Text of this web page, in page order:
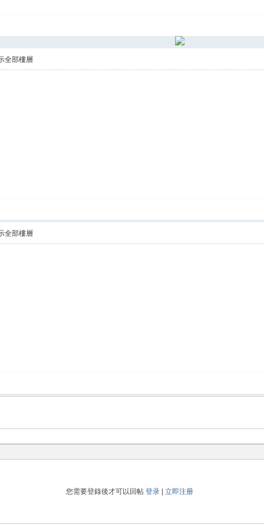
全部樓層
全部樓層
您需要登錄後才可以回帖 登录| 立即注册